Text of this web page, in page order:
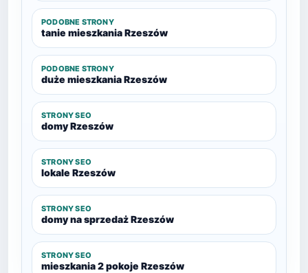
PODOBNE STRONY
tanie mieszkania Rzeszów
PODOBNE STRONY
duże mieszkania Rzeszów
STRONY SEO
domy Rzeszów
STRONY SEO
lokale Rzeszów
STRONY SEO
domy na sprzedaż Rzeszów
STRONY SEO
mieszkania 2 pokoje Rzeszów